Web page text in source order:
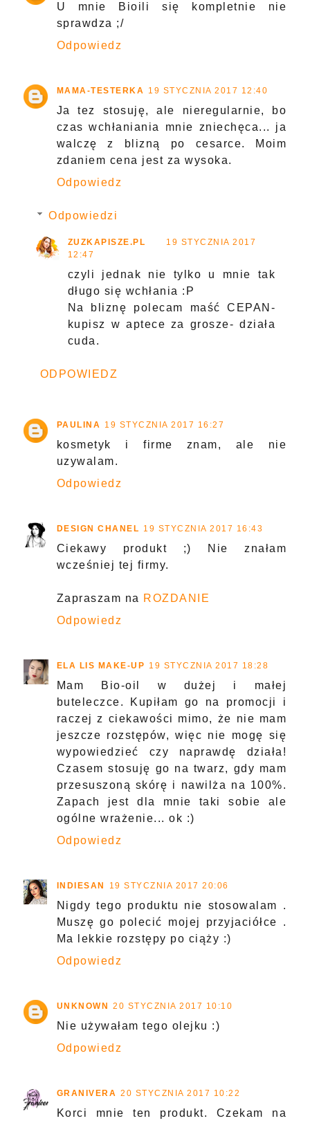
U mnie Bioili się kompletnie nie
sprawdza ;/
Odpowiedz
MAMA-TESTERKA 19 STYCZNIA 2017 12:40
Ja tez stosuję, ale nieregularnie, bo
czas wchłaniania mnie zniechęca... ja
walczę z blizną po cesarce. Moim
zdaniem cena jest za wysoka.
Odpowiedz
Odpowiedzi
ZUZKAPISZE.PL
19 STYCZNIA 2017
12:47
czyli jednak nie tylko u mnie tak
długo się wchłania :P
Na bliznę polecam maść CEPAN-
kupisz w aptece za grosze- działa
cuda.
ODPOWIEDZ
PAULINA 19 STYCZNIA 2017 16:27
kosmetyk i firme znam, ale nie
uzywalam.
Odpowiedz
DESIGN CHANEL 19 STYCZNIA 2017 16:43
Ciekawy produkt ;) Nie znałam
wcześniej tej firmy.
Zapraszam na ROZDANIE
Odpowiedz
ELA LIS MAKE-UP 19 STYCZNIA 2017 18:28
Mam Bio-oil w dużej i małej
buteleczce. Kupiłam go na promocji i
raczej z ciekawości mimo, że nie mam
jeszcze rozstępów, więc nie mogę się
wypowiedzieć czy naprawdę działa!
Czasem stosuję go na twarz, gdy mam
przesuszoną skórę i nawilża na 100%.
Zapach jest dla mnie taki sobie ale
ogólne wrażenie... ok :)
Odpowiedz
INDIESAN 19 STYCZNIA 2017 20:06
Nigdy tego produktu nie stosowalam .
Muszę go polecić mojej przyjaciółce .
Ma lekkie rozstępy po ciąży :)
Odpowiedz
UNKNOWN 20 STYCZNIA 2017 10:10
Nie używałam tego olejku :)
Odpowiedz
GRANIVERA 20 STYCZNIA 2017 10:22
Korci mnie ten produkt. Czekam na